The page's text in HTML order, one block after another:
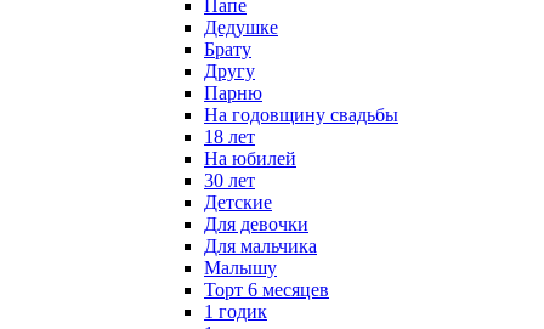
Папе
Дедушке
Брату
Другу
Парню
На годовщину свадьбы
18 лет
На юбилей
30 лет
Детские
Для девочки
Для мальчика
Малышу
Торт 6 месяцев
1 годик